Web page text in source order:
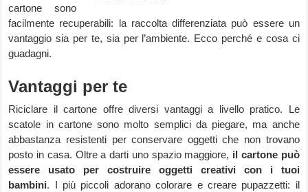
cartone sono
facilmente recuperabili: la raccolta differenziata può essere un
vantaggio sia per te, sia per l’ambiente. Ecco perché e cosa ci
guadagni.
Vantaggi per te
Riciclare il cartone offre diversi vantaggi a livello pratico. Le
scatole in cartone sono molto semplici da piegare, ma anche
abbastanza resistenti per conservare oggetti che non trovano
posto in casa. Oltre a darti uno spazio maggiore, il cartone può
essere usato per costruire oggetti creativi con i tuoi
bambini. I più piccoli adorano colorare e creare pupazzetti: il